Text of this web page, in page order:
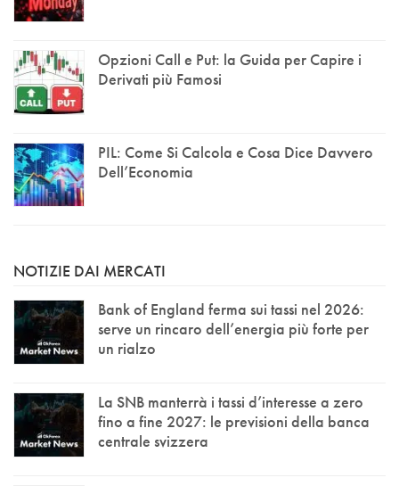
Opzioni Call e Put: la Guida per Capire i
Derivati più Famosi
PIL: Come Si Calcola e Cosa Dice Davvero
Dell’Economia
NOTIZIE DAI MERCATI
Bank of England ferma sui tassi nel 2026:
serve un rincaro dell’energia più forte per
un rialzo
La SNB manterrà i tassi d’interesse a zero
fino a fine 2027: le previsioni della banca
centrale svizzera